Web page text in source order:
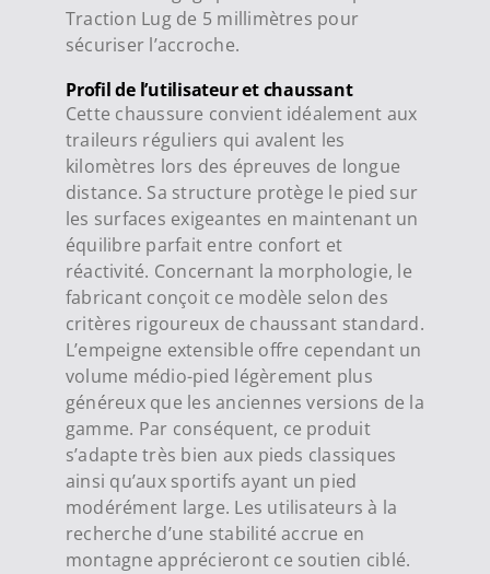
Traction Lug de 5 millimètres pour
sécuriser l’accroche.
Profil de l’utilisateur et chaussant
Cette chaussure convient idéalement aux
traileurs réguliers qui avalent les
kilomètres lors des épreuves de longue
distance. Sa structure protège le pied sur
les surfaces exigeantes en maintenant un
équilibre parfait entre confort et
réactivité. Concernant la morphologie, le
fabricant conçoit ce modèle selon des
critères rigoureux de chaussant standard.
L’empeigne extensible offre cependant un
volume médio-pied légèrement plus
généreux que les anciennes versions de la
gamme. Par conséquent, ce produit
s’adapte très bien aux pieds classiques
ainsi qu’aux sportifs ayant un pied
modérément large. Les utilisateurs à la
recherche d’une stabilité accrue en
montagne apprécieront ce soutien ciblé.